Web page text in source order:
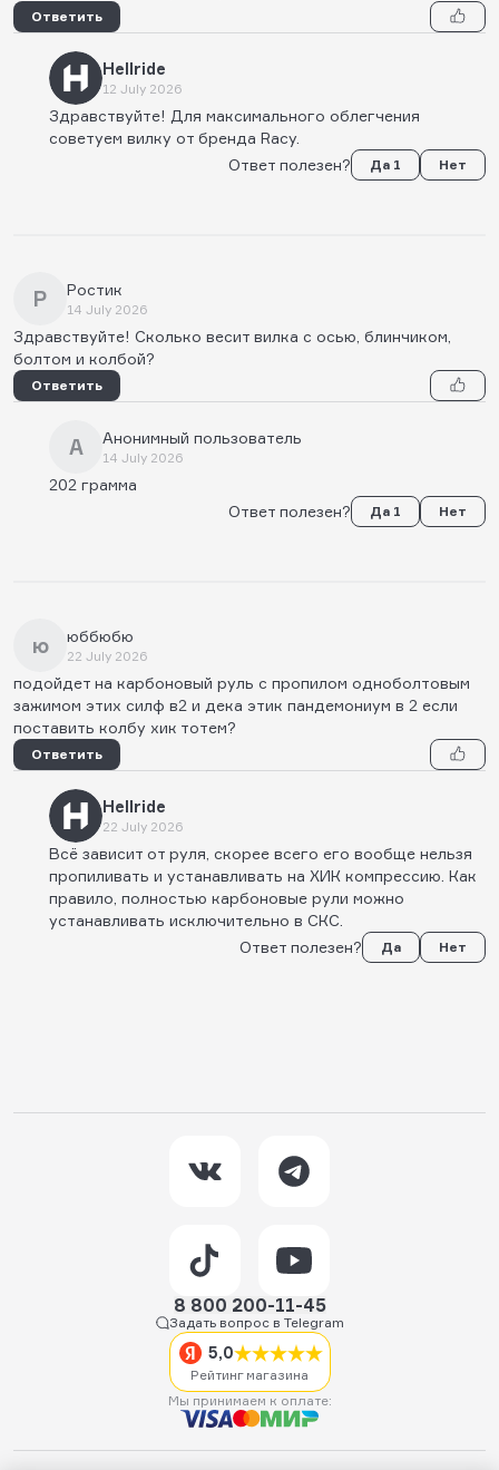
Ответить
Hellride
12 July 2026
Здравствуйте! Для максимального облегчения
советуем вилку от бренда Racy.
Ответ полезен?
Да 1 Нет
Р Ростик
14 July 2026
Здравствуйте! Сколько весит вилка с осью, блинчиком,
болтом и колбой?
Ответить
А Анонимный пользователь
14 July 2026
202 грамма
Ответ полезен?
Да 1 Нет
ю юббюбю
22 July 2026
подойдет на карбоновый руль с пропилом одноболтовым
зажимом этих силф в2 и дека этик пандемониум в 2 если
поставить колбу хик тотем?
Ответить
Hellride
22 July 2026
Всё зависит от руля, скорее всего его вообще нельзя
пропиливать и устанавливать на ХИК компрессию. Как
правило, полностью карбоновые рули можно
устанавливать исключительно в СКС.
Ответ полезен?
Да Нет
8 800 200-11-45
Задать вопрос в Telegram
5,0
Рейтинг магазина
Мы принимаем к оплате: